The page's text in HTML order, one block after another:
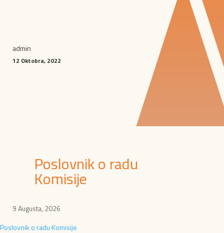
admin
12 Oktobra, 2022
Poslovnik o radu
Komisije
9 Augusta, 2026
Poslovnik o radu Komisije